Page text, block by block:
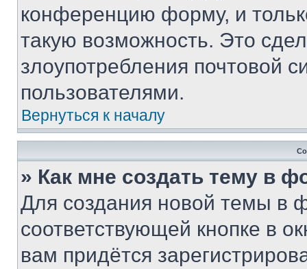
конференцию форму, и
такую возможность. Это
злоупотребления почтовой
пользователями.
Вернуться к началу
» Как мне создать тему в
Для создания новой темы в
соответствующей кнопке в
вам придётся